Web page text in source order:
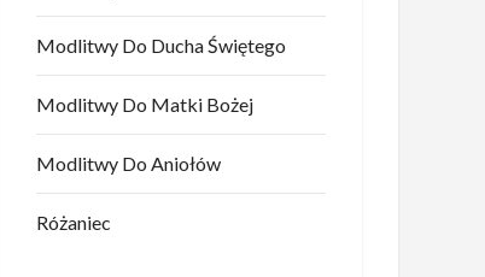
Modlitwy Do Ducha Świętego
Modlitwy Do Matki Bożej
Modlitwy Do Aniołów
Różaniec